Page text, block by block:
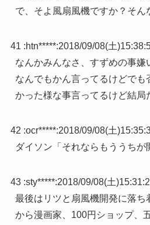
で、そよ風扇風機ですか？そん
41 :htn*****:2018/09/08(土
なんかみんなさ、すずめの事嫌
なんでもかん言ってるけどでも
かった様な事言ってるけど結局
42 :ocr*****:2018/09/08(土
ダイソン「それならもううちが
43 :sty*****:2018/09/08(土
最後はリツと扇風機開発に落
から漫画家、100円ショップ、